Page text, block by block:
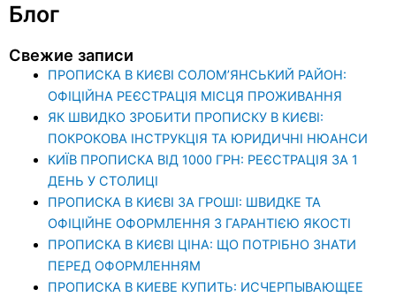
Блог
Свежие записи
ПРОПИСКА В КИЄВІ СОЛОМ’ЯНСЬКИЙ РАЙОН:
ОФІЦІЙНА РЕЄСТРАЦІЯ МІСЦЯ ПРОЖИВАННЯ
ЯК ШВИДКО ЗРОБИТИ ПРОПИСКУ В КИЄВІ:
ПОКРОКОВА ІНСТРУКЦІЯ ТА ЮРИДИЧНІ НЮАНСИ
КИЇВ ПРОПИСКА ВІД 1000 ГРН: РЕЄСТРАЦІЯ ЗА 1
ДЕНЬ У СТОЛИЦІ
ПРОПИСКА В КИЄВІ ЗА ГРОШІ: ШВИДКЕ ТА
ОФІЦІЙНЕ ОФОРМЛЕННЯ З ГАРАНТІЄЮ ЯКОСТІ
ПРОПИСКА В КИЄВІ ЦІНА: ЩО ПОТРІБНО ЗНАТИ
ПЕРЕД ОФОРМЛЕННЯМ
ПРОПИСКА В КИЕВЕ КУПИТЬ: ИСЧЕРПЫВАЮЩЕЕ